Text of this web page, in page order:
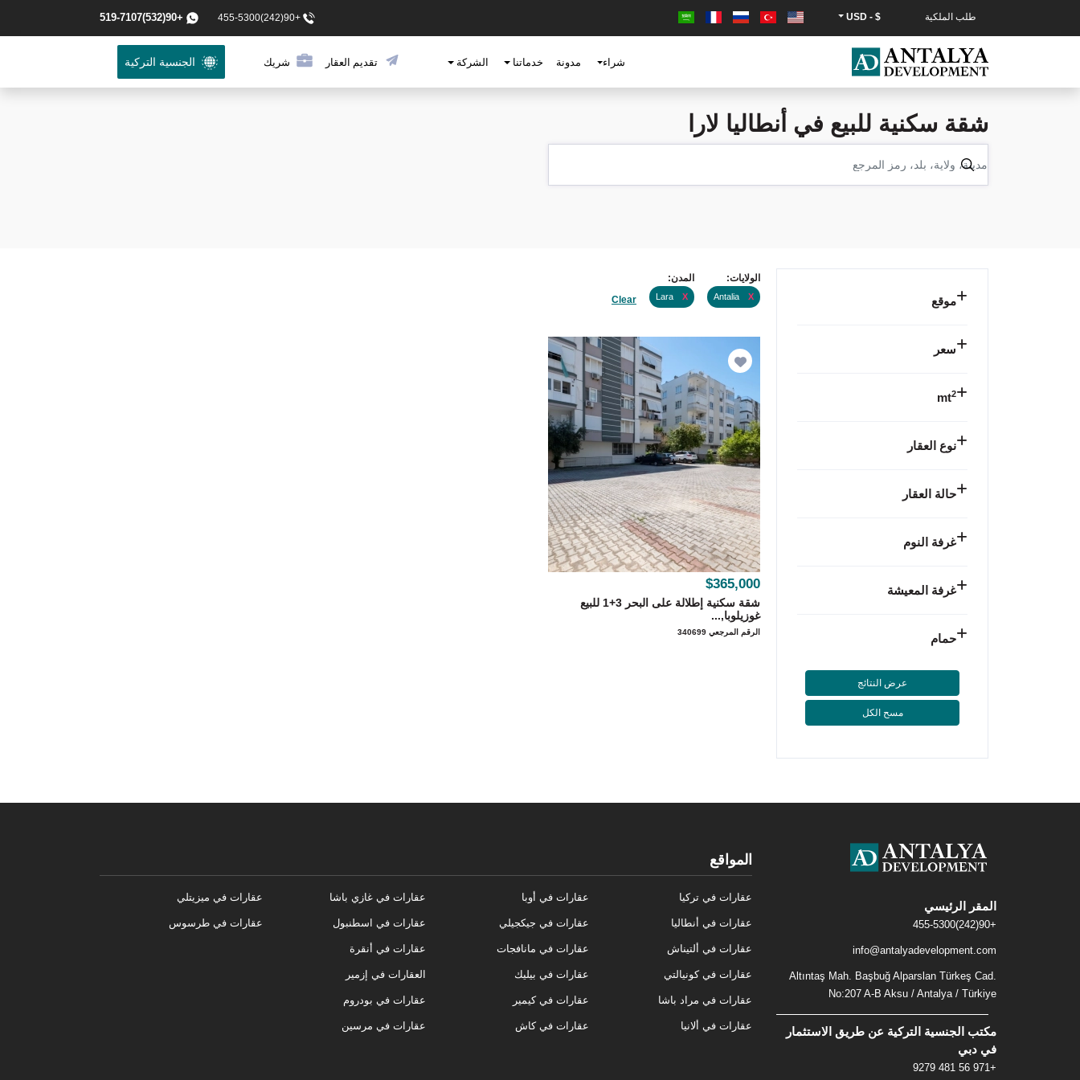
طلب الملكية $ - USD
+90(242)455-5300
+90(532)519-7107
شراء مدونة خدماتنا الشركة تقديم العقار شريك الجنسية التركية
شقة سكنية للبيع في أنطاليا لارا
موقع
سعر
mt2
نوع العقار
حالة العقار
غرفة النوم
غرفة المعيشة
حمام
عرض النتائج
مسح الكل
الولايات:
Antalia X
المدن:
Lara X
Clear
$365,000
شقة سكنية إطلالة على البحر 3+1 للبيع
غوزيلوبا,...
الرقم المرجعي 340699
المقر الرئيسي
+90(242)455-5300
info@antalyadevelopment.com
Altıntaş Mah. Başbuğ Alparslan Türkeş Cad.
No:207 A-B Aksu / Antalya / Türkiye
مكتب الجنسية التركية عن طريق الاستثمار
في دبي
+971 56 481 9279
المواقع
عقارات في تركيا
عقارات في أنطاليا
عقارات في ألتيناش
عقارات في كونيالتي
عقارات في مراد باشا
عقارات في ألانيا
عقارات في أوبا
عقارات في جيكجيلي
عقارات في مانافجات
عقارات في بيليك
عقارات في كيمير
عقارات في كاش
عقارات في غازي باشا
عقارات في اسطنبول
عقارات في أنقرة
العقارات في إزمير
عقارات في بودروم
عقارات في مرسين
عقارات في ميزيتلي
عقارات في طرسوس